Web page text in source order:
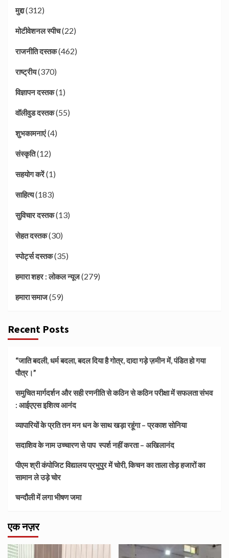
मुद्दा(312)
मोटीवेशनल स्पीच(22)
राजनीति दस्तक(462)
राष्ट्रीय(370)
विज्ञापन दस्तक(1)
वॉलीवुड दस्तक(55)
शुभकामनाएं(4)
संस्कृति(12)
सहयोग करें(1)
साहित्य(183)
सुविचार दस्तक(13)
सेहत दस्तक(30)
स्पोर्ट्स दस्तक(35)
हमारा शहर : लोकल न्यूज(279)
हमारा समाज(59)
Recent Posts
“जाति बदली, धर्म बदला, बदल दिया है गोत्र, दादा गड़े ज़मीन में, पंडित हो गया
पौत्र।”
समुचित मार्गदर्शन और सही रणनीति से कठिन से कठिन परीक्षा में सफलता संभव
: आईएएस इशित्व आनंद
व्यापारियों के प्रति तन मन धन के साथ खड़ा रहूंगा – प्रकाश सोनिया
सदाशिव के नाम उच्चारण से पाप स्पर्श नहीं करता – अखिलानंद
पीएम श्री कंपोजिट विद्यालय प्रभुपुर में चोरी, किचन का ताला तोड़ हजारों का
सामान ले उड़े चोर
चन्दौली में लगा भीषण जमा
एक नज़र